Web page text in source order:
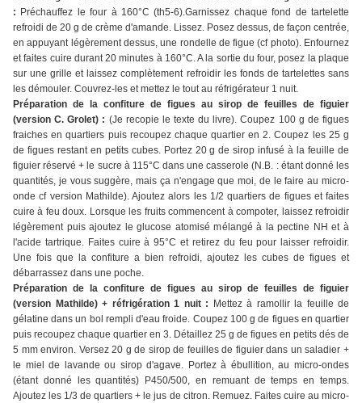
: Préchauffez le four à 160°C (th5-6).Garnissez chaque fond de tartelette
refroidi de 20 g de crème d'amande. Lissez. Posez dessus, de façon centrée,
en appuyant légèrement dessus, une rondelle de figue (cf photo). Enfournez
et faites cuire durant 20 minutes à 160°C. A la sortie du four, posez la plaque
sur une grille et laissez complètement refroidir les fonds de tartelettes sans
les démouler. Couvrez-les et mettez le tout au réfrigérateur 1 nuit.
Préparation de la confiture de figues au sirop de feuilles de figuier
(version C. Grolet) : (Je recopie le texte du livre). Coupez 100 g de figues
fraiches en quartiers puis recoupez chaque quartier en 2. Coupez les 25 g
de figues restant en petits cubes. Portez 20 g de sirop infusé à la feuille de
figuier réservé + le sucre à 115°C dans une casserole (N.B. : étant donné les
quantités, je vous suggère, mais ça n'engage que moi, de le faire au micro-
onde cf version Mathilde). Ajoutez alors les 1/2 quartiers de figues et faites
cuire à feu doux. Lorsque les fruits commencent à compoter, laissez refroidir
légèrement puis ajoutez le glucose atomisé mélangé à la pectine NH et à
l'acide tartrique. Faites cuire à 95°C et retirez du feu pour laisser refroidir.
Une fois que la confiture a bien refroidi, ajoutez les cubes de figues et
débarrassez dans une poche.
Préparation de la confiture de figues au sirop de feuilles de figuier
(version Mathilde) + réfrigération 1 nuit :
Mettez à ramollir la feuille de
gélatine dans un bol rempli d'eau froide. Coupez 100 g de figues en quartier
puis recoupez chaque quartier en 3. Détaillez 25 g de figues en petits dés de
5 mm environ. Versez 20 g de sirop de feuilles de figuier dans un saladier +
le miel de lavande ou sirop d'agave. Portez à ébullition, au micro-ondes
(étant donné les quantités) P450/500, en remuant de temps en temps.
Ajoutez les 1/3 de quartiers + le jus de citron. Remuez. Faites cuire au micro-